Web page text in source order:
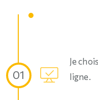
Je
ligne.
01